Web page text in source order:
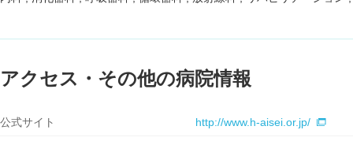
アクセス・その他の病院情報
公式サイト http://www.h-aisei.or.jp/